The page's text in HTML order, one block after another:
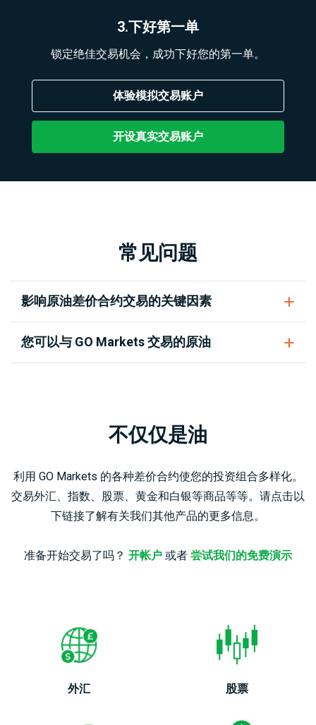
3.下好第一单
锁定绝佳交易机会，成功下好您的第一单。
体验模拟交易账户
开设真实交易账户
常见问题
影响原油差价合约交易的关键因素
您可以与 GO Markets 交易的原油
不仅仅是油
利用 GO Markets 的各种差价合约使您的投资组合多样化。
交易外汇、指数、股票、黄金和白银等商品等等。请点击以
下链接了解有关我们其他产品的更多信息。
准备开始交易了吗？ 开帐户 或者 尝试我们的免费演示
外汇 股票